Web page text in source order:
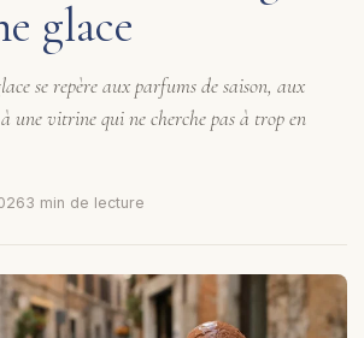
glace
se repère aux parfums de saison, aux
une vitrine qui ne cherche pas à trop en
3 min de lecture